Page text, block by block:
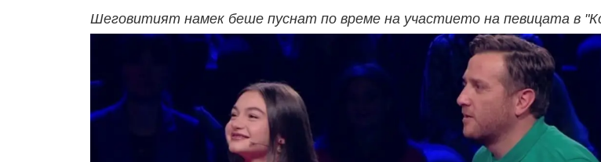
Шеговитият намек беше пуснат по време на участието на певицата в